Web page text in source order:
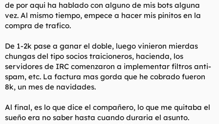
de por aqui ha hablado con alguno de mis bots alguna
vez. Al mismo tiempo, empece a hacer mis pinitos en la
compra de trafico.
De 1-2k pase a ganar el doble, luego vinieron mierdas
chungas del tipo socios traicioneros, hacienda, los
servidores de IRC comenzaron a implementar filtros anti-
spam, etc. La factura mas gorda que he cobrado fueron
8k, un mes de navidades.
Al final, es lo que dice el compañero, lo que me quitaba el
sueño era no saber hasta cuando duraria el asunto.